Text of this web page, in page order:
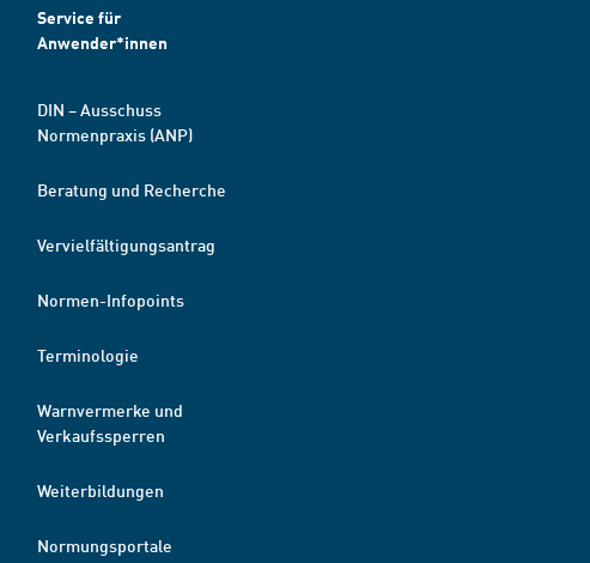
Service für
Anwender*innen
DIN – Ausschuss
Normenpraxis (ANP)
Beratung und Recherche
Vervielfältigungsantrag
Normen-Infopoints
Terminologie
Warnvermerke und
Verkaufssperren
Weiterbildungen
Normungsportale